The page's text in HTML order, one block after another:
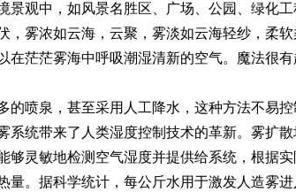
观中，如风景名胜区、广场、公园、绿化工
雾浓如云海，云聚，雾淡如云海轻纱，柔
茫茫雾海中呼吸潮湿清新的空气。魔法很有
喷泉，甚至采用人工降水，这种方法不易控
统带来了人类湿度控制技术的革新。雾扩
灵敏地检测空气湿度并提供给系统，根据
。据科学统计，每公斤水用于激发人造雾